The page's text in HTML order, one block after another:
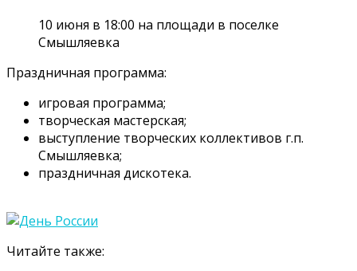
10 июня в 18:00 на площади в поселке
Смышляевка
Праздничная программа:
игровая программа;
творческая мастерская;
выступление творческих коллективов г.п.
Смышляевка;
праздничная дискотека.
Читайте также: